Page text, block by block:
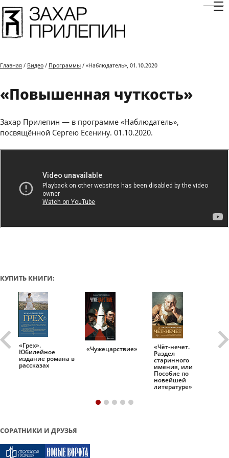
Главная / Видео / Программы / «Наблюдатель», 01.10.2020
«Повышенная чуткость»
Захар Прилепин — в программе «Наблюдатель»,
посвящённой Сергею Есенину. 01.10.2020.
КУПИТЬ КНИГИ:
«Грех».
Юбилейное
издание романа в
рассказах
«Чужецарствие» «Чёт-нечет.
Раздел
старинного
имения, или
Пособие по
новейшей
литературе»
СОРАТНИКИ И ДРУЗЬЯ